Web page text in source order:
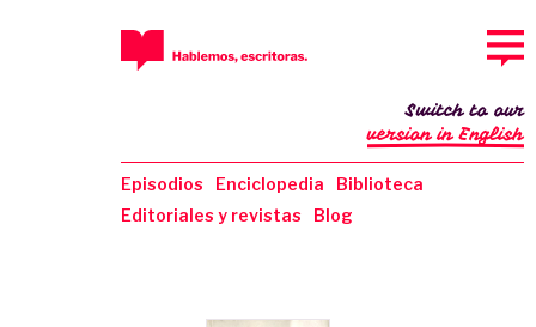
Episodios Enciclopedia
Biblioteca
Editoriales y revistas
Blog
Switch to our
version in English